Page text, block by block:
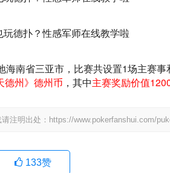
南省三亚市，比赛共设置1场主赛
德州》德州币 ，其中主赛奖励价值
注明出处：https://www.pokerfanshui.com/
133赞